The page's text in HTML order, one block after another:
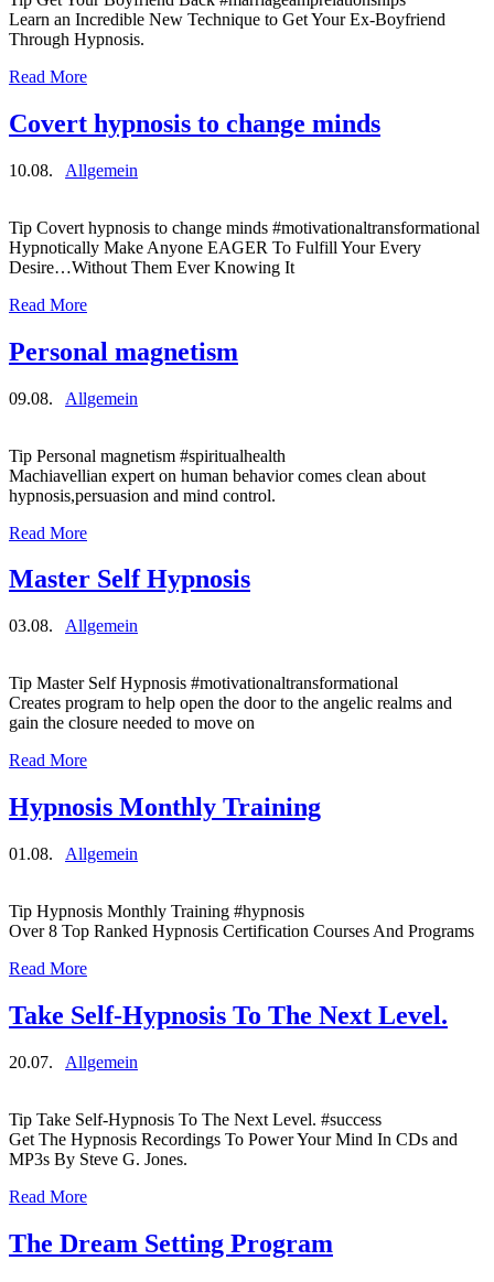
Learn an Incredible New Technique to Get Your Ex-Boyfriend
Through Hypnosis.
Read More
Covert hypnosis to change minds
10.08. Allgemein
Tip Covert hypnosis to change minds #motivationaltransformational
Hypnotically Make Anyone EAGER To Fulfill Your Every
Desire…Without Them Ever Knowing It
Read More
Personal magnetism
09.08. Allgemein
Tip Personal magnetism #spiritualhealth
Machiavellian expert on human behavior comes clean about
hypnosis,persuasion and mind control.
Read More
Master Self Hypnosis
03.08. Allgemein
Tip Master Self Hypnosis #motivationaltransformational
Creates program to help open the door to the angelic realms and
gain the closure needed to move on
Read More
Hypnosis Monthly Training
01.08. Allgemein
Tip Hypnosis Monthly Training #hypnosis
Over 8 Top Ranked Hypnosis Certification Courses And Programs
Read More
Take Self-Hypnosis To The Next Level.
20.07. Allgemein
Tip Take Self-Hypnosis To The Next Level. #success
Get The Hypnosis Recordings To Power Your Mind In CDs and
MP3s By Steve G. Jones.
Read More
The Dream Setting Program